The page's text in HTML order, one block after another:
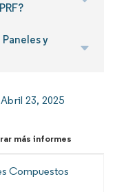
y
Abril 23, 2025
más informes
Compuestos